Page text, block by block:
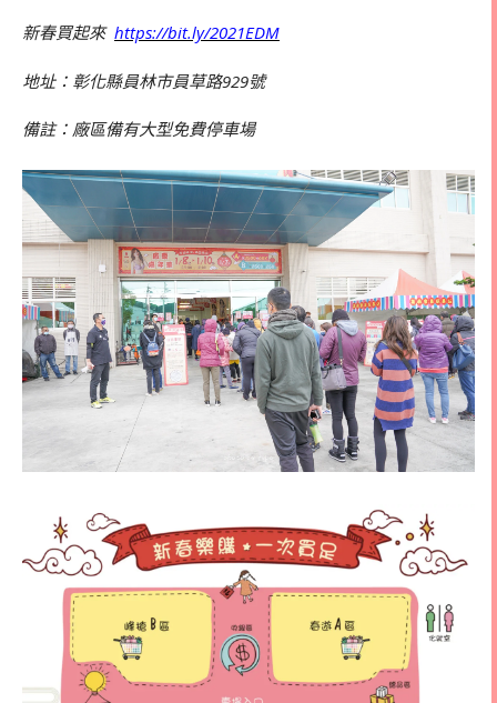
新春買起來 https://bit.ly/2021EDM
地址：彰化縣員林市員草路929號
備註：廠區備有大型免費停車場